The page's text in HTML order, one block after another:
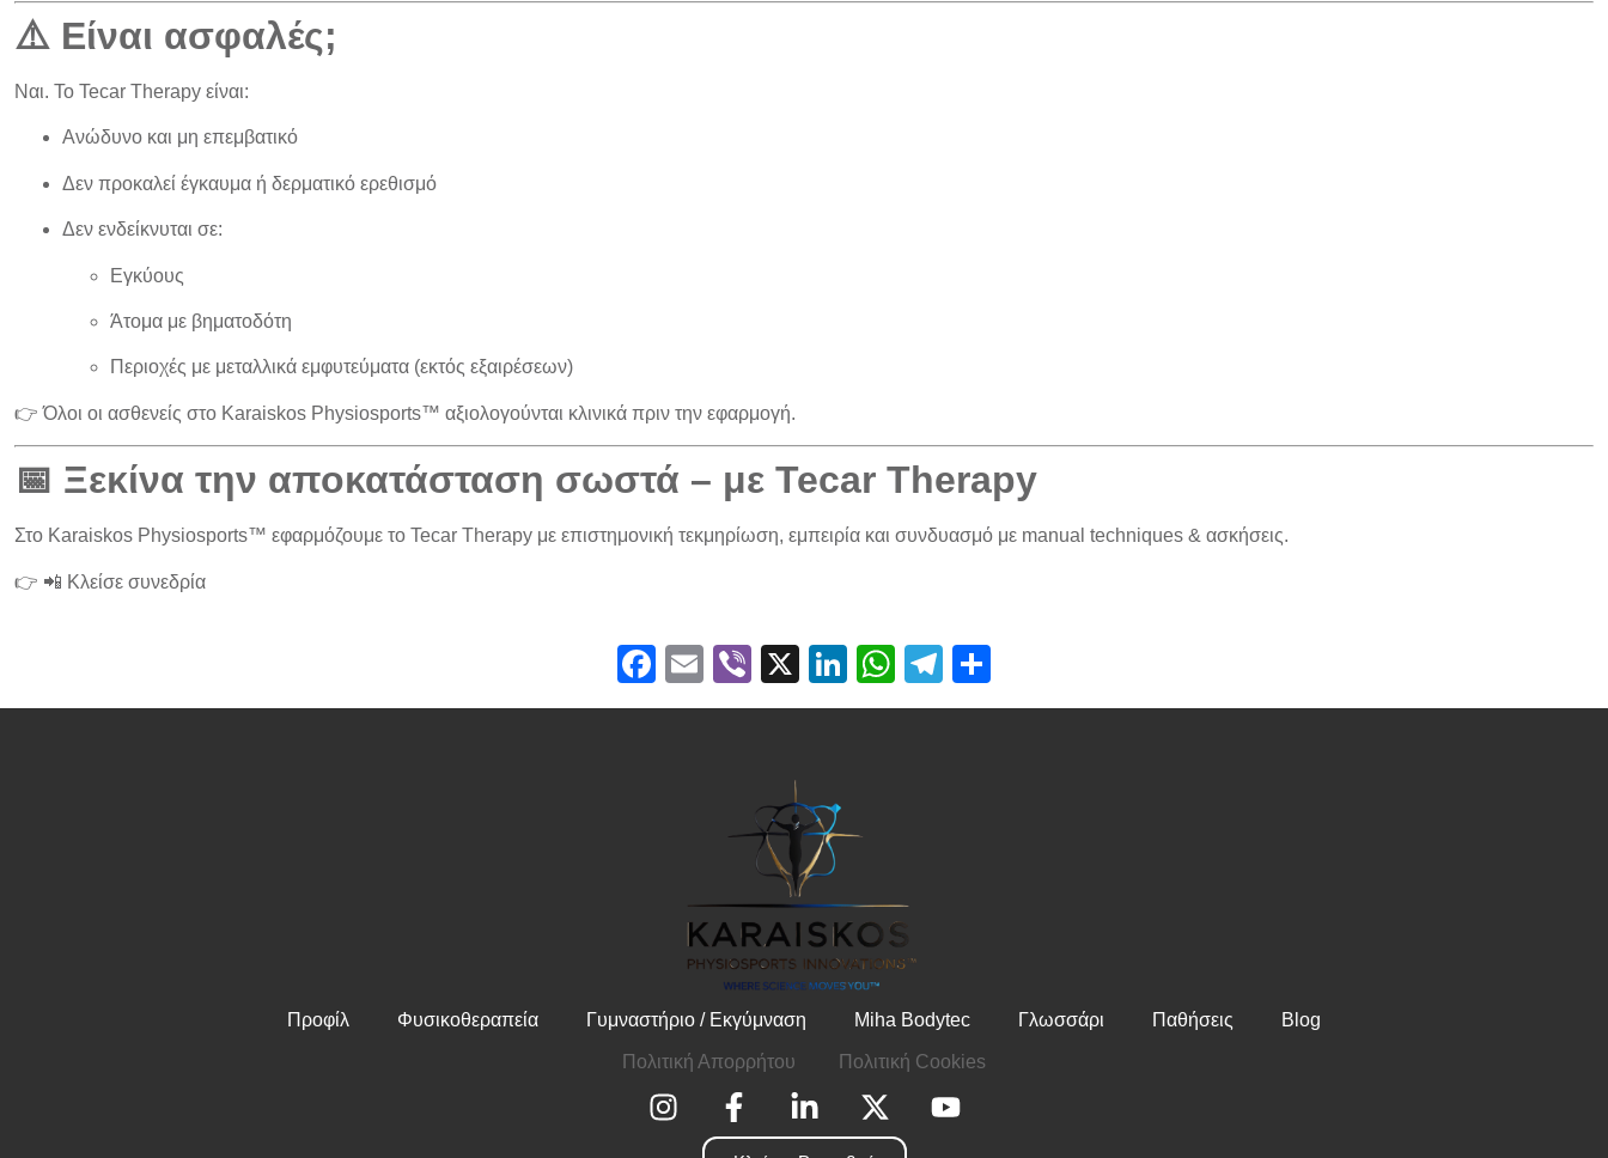
⚠️ Είναι ασφαλές;
Ναι. Το Tecar Therapy είναι:
Ανώδυνο και μη επεμβατικό
Δεν προκαλεί έγκαυμα ή δερματικό ερεθισμό
Δεν ενδείκνυται σε:
Εγκύους
Άτομα με βηματοδότη
Περιοχές με μεταλλικά εμφυτεύματα (εκτός εξαιρέσεων)
👉 Όλοι οι ασθενείς στο Karaiskos Physiosports™ αξιολογούνται κλινικά πριν την εφαρμογή.
📅 Ξεκίνα την αποκατάσταση σωστά – με Tecar Therapy
Στο Karaiskos Physiosports™ εφαρμόζουμε το Tecar Therapy με επιστημονική τεκμηρίωση, εμπειρία και συνδυασμό με manual techniques & ασκήσεις.
👉 📲 Κλείσε συνεδρία
Facebook
EmailViber
X LinkedIn
WhatsApp
Telegram
Προφίλ Φυσικοθεραπεία Γυμναστήριο / Εκγύμναση Miha Bodytec Γλωσσάρι Παθήσεις Blog
Πολιτική Απορρήτου Πολιτική Cookies